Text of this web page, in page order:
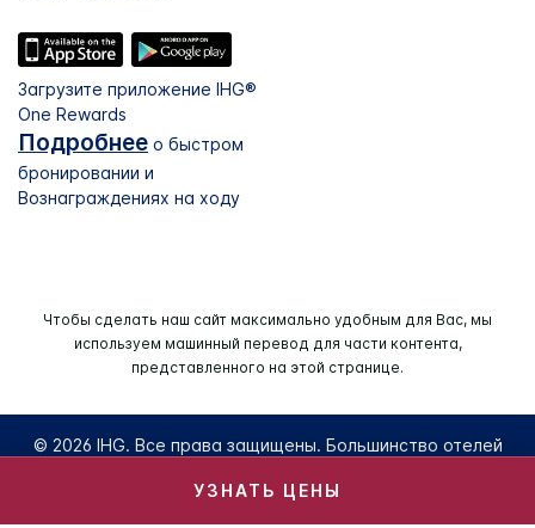
УЗНАТЬ ЦЕНЫ
Загрузите приложение IHG®
One Rewards
Подробнее о быстром
бронировании и
Вознаграждениях на ходу
Чтобы сделать наш сайт максимально удобным для Вас, мы
используем машинный перевод для части контента,
представленного на этой странице.
© 2026 IHG. Все права защищены. Большинство отелей